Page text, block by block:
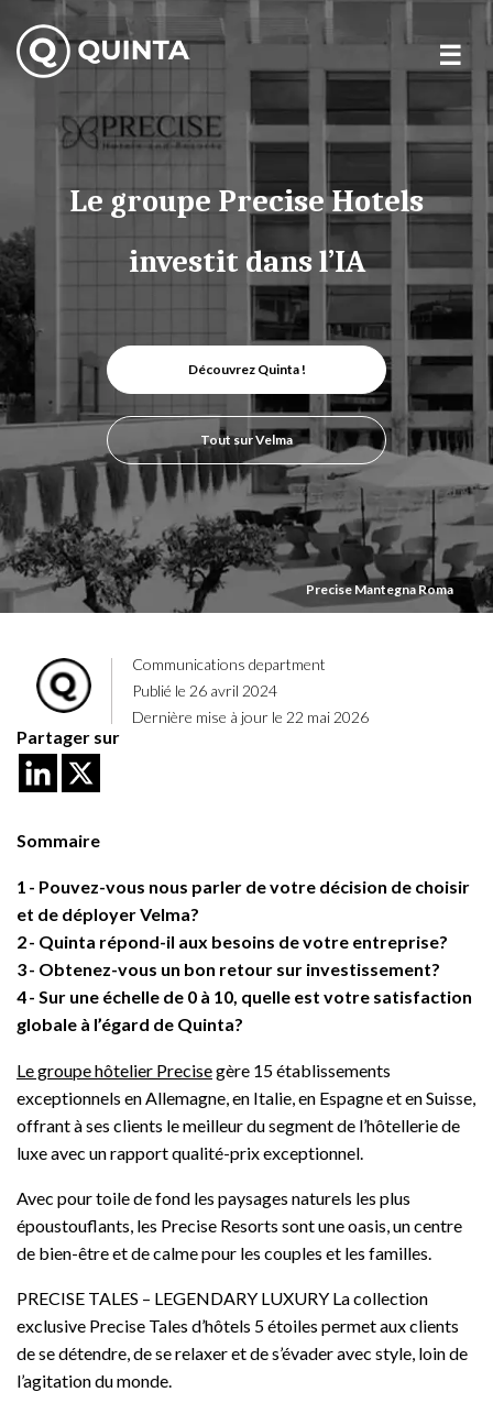
content
Le groupe Precise Hotels
investit dans l’IA
Découvrez Quinta !
Tout sur Velma
Precise Mantegna Roma
Communications department
Publié le 26 avril 2024
Dernière mise à jour le 22 mai 2026
Partager sur
Sommaire
1
Pouvez-vous nous parler de votre décision de choisir
et de déployer Velma?
2
Quinta répond-il aux besoins de votre entreprise?
3
Obtenez-vous un bon retour sur investissement?
4 Sur une échelle de 0 à 10, quelle est votre satisfaction
globale à l’égard de Quinta?
Le groupe hôtelier Precisegère 15 établissements
exceptionnels en Allemagne, en Italie, en Espagne et en Suisse,
offrant à ses clients le meilleur du segment de l’hôtellerie de
luxe avec un rapport qualité-prix exceptionnel.
Avec pour toile de fond les paysages naturels les plus
époustouflants, les Precise Resorts sont une oasis, un centre
de bien-être et de calme pour les couples et les familles.
PRECISE TALES – LEGENDARY LUXURY La collection
exclusive Precise Tales d’hôtels 5 étoiles permet aux clients
de se détendre, de se relaxer et de s’évader avec style, loin de
l’agitation du monde.